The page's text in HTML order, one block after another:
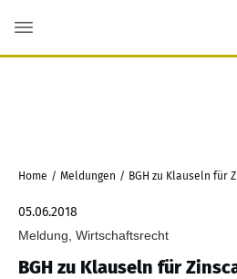
Home / Meldungen /
05.06.2018
Meldung, Wirtschaftsrecht
BGH zu Klauseln für